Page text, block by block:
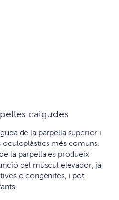
caigudes
de la parpella superior i
més comuns.
la parpella es produeix
del múscul elevador, ja
o congènites, i pot